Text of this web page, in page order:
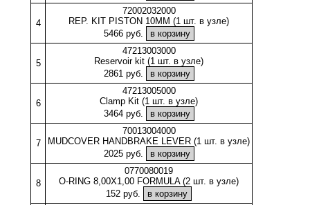
4
72002032000
REP. KIT PISTON 10MM (1 шт. в узле)
5466 руб.
5
47213003000
Reservoir kit (1 шт. в узле)
2861 руб.
6
47213005000
Clamp Kit (1 шт. в узле)
3464 руб.
7
70013004000
MUDCOVER HANDBRAKE LEVER (1 шт. в узле)
2025 руб.
8
0770080019
O-RING 8,00X1,00 FORMULA (2 шт. в узле)
152 руб.